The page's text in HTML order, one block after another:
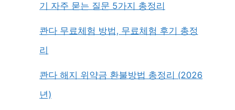
기 자주 묻는 질문 5가지 총정리
콴다 무료체험 방법, 무료체험 후기 총정
리
콴다 해지 위약금 환불방법 총정리 (2026
년)